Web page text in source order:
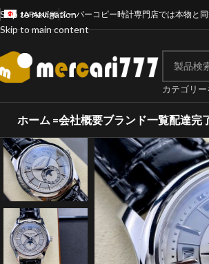
Skip to navigation
Skip to main content
JAPANESEスーパーコピー時計専門店では本物と
カテゴリー
ホーム =会社概要ブランド一覧配達完